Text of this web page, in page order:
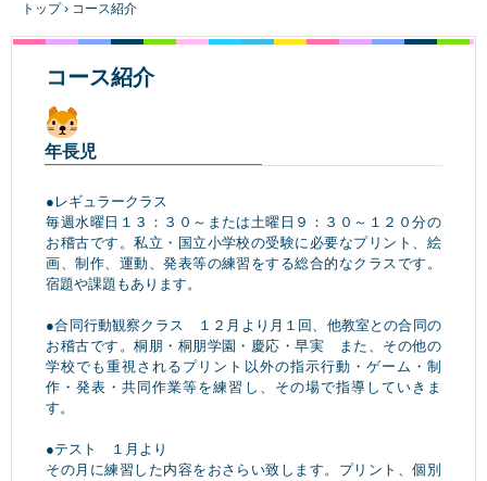
トップ › コース紹介
コース紹介
年長児
●レギュラークラス
毎週水曜日１３：３０～または土曜日９：３０～１２０分の
お稽古です。私立・国立小学校の受験に必要なプリント、絵
画、制作、運動、発表等の練習をする総合的なクラスです。
宿題や課題もあります。
●合同行動観察クラス １２月より月１回、他教室との合同の
お稽古です。桐朋・桐朋学園・慶応・早実 また、その他の
学校でも重視されるプリント以外の指示行動・ゲーム・制
作・発表・共同作業等を練習し、その場で指導していきま
す。
●テスト １月より
その月に練習した内容をおさらい致します。プリント、個別